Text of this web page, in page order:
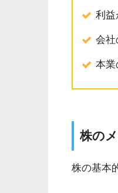
利益
会社
本業
株の
株の基本